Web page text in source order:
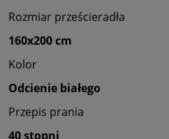
Rozmiar prześcieradła
160x200 cm
Kolor
Odcienie białego
Przepis prania
40 stopni